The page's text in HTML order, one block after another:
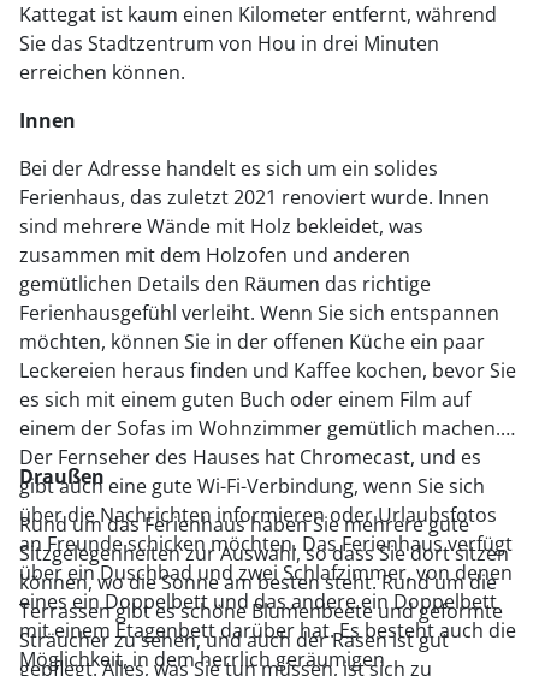
Kattegat ist kaum einen Kilometer entfernt, während
Sie das Stadtzentrum von Hou in drei Minuten
erreichen können.
Innen
Bei der Adresse handelt es sich um ein solides
Ferienhaus, das zuletzt 2021 renoviert wurde. Innen
sind mehrere Wände mit Holz bekleidet, was
zusammen mit dem Holzofen und anderen
gemütlichen Details den Räumen das richtige
Ferienhausgefühl verleiht. Wenn Sie sich entspannen
möchten, können Sie in der offenen Küche ein paar
Leckereien heraus finden und Kaffee kochen, bevor Sie
es sich mit einem guten Buch oder einem Film auf
einem der Sofas im Wohnzimmer gemütlich machen.
Der Fernseher des Hauses hat Chromecast, und es
gibt auch eine gute Wi-Fi-Verbindung, wenn Sie sich
über die Nachrichten informieren oder Urlaubsfotos
an Freunde schicken möchten. Das Ferienhaus verfügt
über ein Duschbad und zwei Schlafzimmer, von denen
eines ein Doppelbett und das andere ein Doppelbett
mit einem Etagenbett darüber hat. Es besteht auch die
Möglichkeit, in dem herrlich geräumigen
Draußen
Rund um das Ferienhaus haben Sie mehrere gute
Sitzgelegenheiten zur Auswahl, so dass Sie dort sitzen
können, wo die Sonne am besten steht. Rund um die
Terrassen gibt es schöne Blumenbeete und geformte
Sträucher zu sehen, und auch der Rasen ist gut
gepflegt. Alles, was Sie tun müssen, ist sich zu